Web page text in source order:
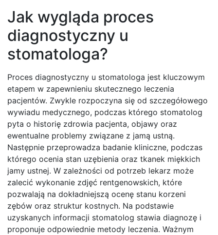
Jak wygląda proces
diagnostyczny u
stomatologa?
Proces diagnostyczny u stomatologa jest kluczowym
etapem w zapewnieniu skutecznego leczenia
pacjentów. Zwykle rozpoczyna się od szczegółowego
wywiadu medycznego, podczas którego stomatolog
pyta o historię zdrowia pacjenta, objawy oraz
ewentualne problemy związane z jamą ustną.
Następnie przeprowadza badanie kliniczne, podczas
którego ocenia stan uzębienia oraz tkanek miękkich
jamy ustnej. W zależności od potrzeb lekarz może
zalecić wykonanie zdjęć rentgenowskich, które
pozwalają na dokładniejszą ocenę stanu korzeni
zębów oraz struktur kostnych. Na podstawie
uzyskanych informacji stomatolog stawia diagnozę i
proponuje odpowiednie metody leczenia. Ważnym